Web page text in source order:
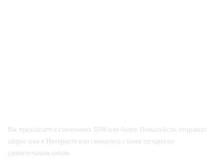
Вас предлагается сэкономить 50% или более. Пожалуйста, отправьте
запрос нам в Интернете или свяжитесь с нами сегодня по
удивительным ценам.